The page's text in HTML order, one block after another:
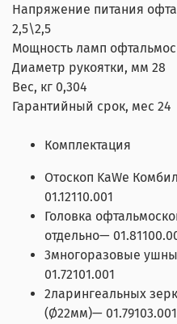
Напряжение питания
2,5\2,5
Мощность ламп
Диаметр рукоятки, мм 28
Вес, кг 0,304
Гарантийный срок, мес 24
Комплектация
Отоскоп KaWe
01.12110.001
Головка
отдельно—
3многоразовые
01.72101.001
2ларингеальных
(Ø22мм)— 01.79103.001